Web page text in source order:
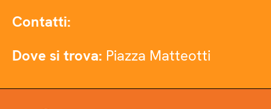
Contatti:
Dove si trova: Piazza Matteotti